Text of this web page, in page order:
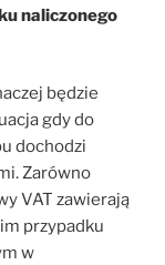
naliczonego
będzie
gdy do
dochodzi
Zarówno
VAT zawierają
przypadku
w